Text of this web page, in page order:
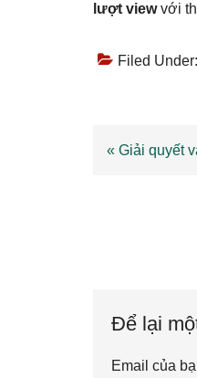
lượt viewvới
Filed Under:
Previous
« Giải quyết
Để lại
Email của